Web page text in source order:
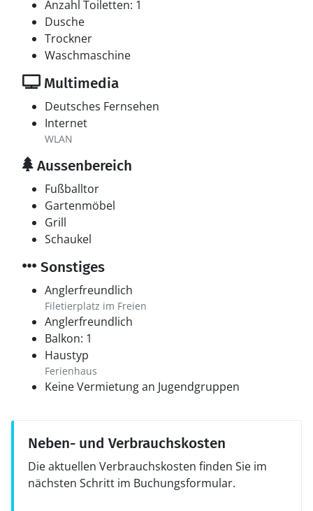
Anzahl Toiletten: 1
Dusche
Trockner
Waschmaschine
Multimedia
Deutsches Fernsehen
Internet
WLAN
Aussenbereich
Fußballtor
Gartenmöbel
Grill
Schaukel
Sonstiges
Anglerfreundlich
Filetierplatz im Freien
Anglerfreundlich
Balkon: 1
Haustyp
Ferienhaus
Keine Vermietung an Jugendgruppen
Neben- und Verbrauchskosten
Die aktuellen Verbrauchskosten finden Sie im
nächsten Schritt im Buchungsformular.